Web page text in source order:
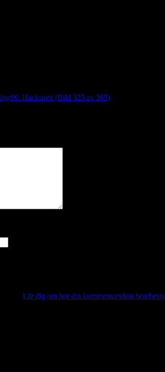
96. Hackspett (Bild 325 av 365)
Lär dig om hur din kommentarsdata bearbetas